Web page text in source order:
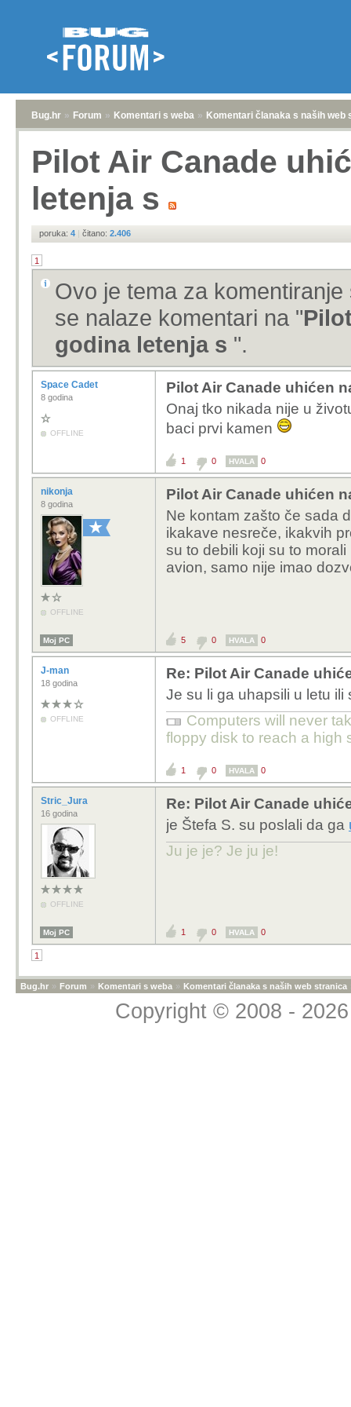
Bug.hr » Forum » Komentari s weba » Komentari članaka s naših web
Pilot Air Canade
letenja s
poruka: 4 | čitano: 2.406
1
Ovo je tema za
se nalaze komentari na "
godina letenja s ".
Space Cadet
8 godina
OFFLINE
Pilot Air Canade uhićen
Onaj tko nikada nije u
baci prvi kamen
1 0 HVALA 0
nikonja
8 godina
OFFLINE
Pilot Air Canade uhićen
Ne kontam zašto če sada
ikakave nesreče, ikakvih
su to debili koji su to
avion, samo nije imao
Moj PC 5 0 HVALA 0
J-man
18 godina
OFFLINE
Re: Pilot Air Canade
Je su li ga uhapsili u letu ili
Computers will never
floppy disk to reach a high
1 0 HVALA 0
Stric_Jura
16 godina
OFFLINE
Re: Pilot Air Canade
je Štefa S. su poslali da ga
Ju je je? Je ju je!
Moj PC 1 0 HVALA 0
1
Bug.hr » Forum » Komentari s weba » Komentari članaka s naših web stranica
Copyright © 2008 -